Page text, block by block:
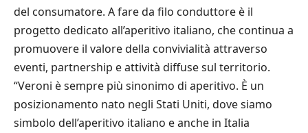
del consumatore. A fare da filo conduttore è il
progetto dedicato all’aperitivo italiano, che continua a
promuovere il valore della convivialità attraverso
eventi, partnership e attività diffuse sul territorio.
“Veroni è sempre più sinonimo di aperitivo. È un
posizionamento nato negli Stati Uniti, dove siamo
simbolo dell’aperitivo italiano e anche in Italia